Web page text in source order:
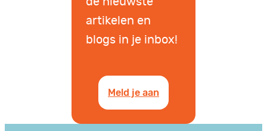
artikelen en
blogs in je inbox!
Meld je aan